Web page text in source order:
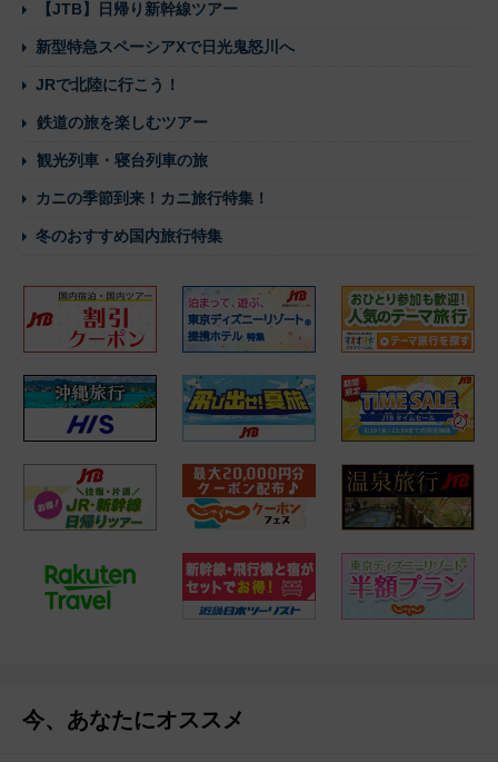
【JTB】日帰り新幹線ツアー
新型特急スペーシアXで日光鬼怒川へ
JRで北陸に行こう！
鉄道の旅を楽しむツアー
観光列車・寝台列車の旅
カニの季節到来！カニ旅行特集！
冬のおすすめ国内旅行特集
今、あなたにオススメ